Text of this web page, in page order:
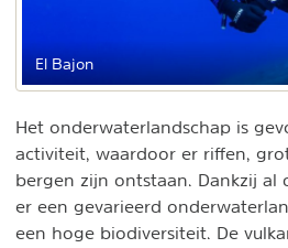
El Bajon
Het onderwaterlandschap is
activiteit, waardoor er riffen,
bergen zijn ontstaan. Dankzij al
er een gevarieerd
een hoge biodiversiteit. De